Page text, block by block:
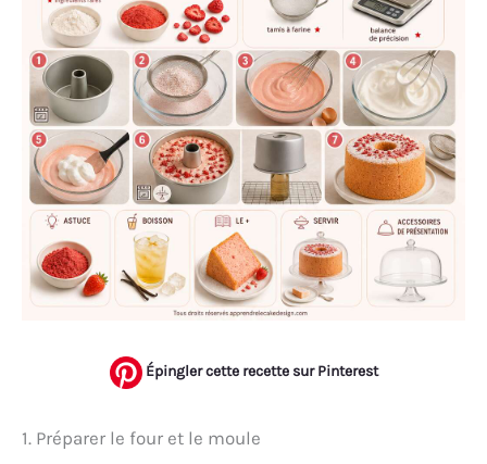
Épingler cette recette sur Pinterest
1. Préparer le four et le moule